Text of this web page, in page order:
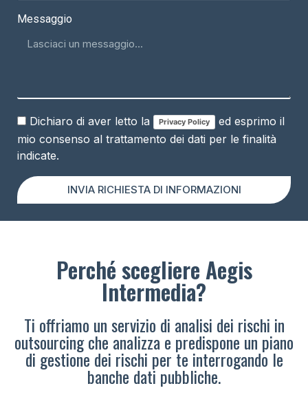
Messaggio
Dichiaro di aver letto la Privacy Policy
ed esprimo il
mio consenso al trattamento dei dati per le finalità
indicate.
INVIA RICHIESTA DI INFORMAZIONI
Perché scegliere Aegis
Intermedia?
Ti offriamo un servizio di analisi dei rischi in
outsourcing che analizza e predispone un piano
di gestione dei rischi per te interrogando le
banche dati pubbliche.